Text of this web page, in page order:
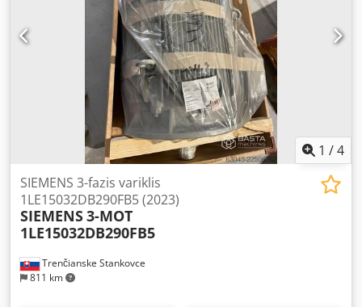
1 /4
Trenčianske Stankovce
811 km
SIEMENS 3-fazis variklis
1LE15032DB290FB5 (2023)
SIEMENS3-MOT
1LE15032DB290FB5